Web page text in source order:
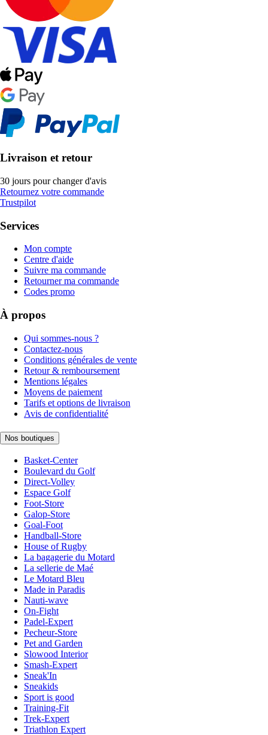
Livraison et retour
30 jours pour changer d'avis
Retournez votre commande
Trustpilot
Services
Mon compte
Centre d'aide
Suivre ma commande
Retourner ma commande
Codes promo
À propos
Qui sommes-nous ?
Contactez-nous
Conditions générales de vente
Retour & remboursement
Mentions légales
Moyens de paiement
Tarifs et options de livraison
Avis de confidentialité
Nos boutiques
Basket-Center
Boulevard du Golf
Direct-Volley
Espace Golf
Foot-Store
Galop-Store
Goal-Foot
Handball-Store
House of Rugby
La bagagerie du Motard
La sellerie de Maé
Le Motard Bleu
Made in Paradis
Nauti-wave
On-Fight
Padel-Expert
Pecheur-Store
Pet and Garden
Slowood Interior
Smash-Expert
Sneak'In
Sneakids
Sport is good
Training-Fit
Trek-Expert
Triathlon Expert